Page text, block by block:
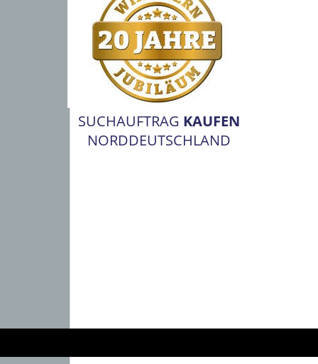
SUCHAUFTRAG KAUFEN
NORDDEUTSCHLAND